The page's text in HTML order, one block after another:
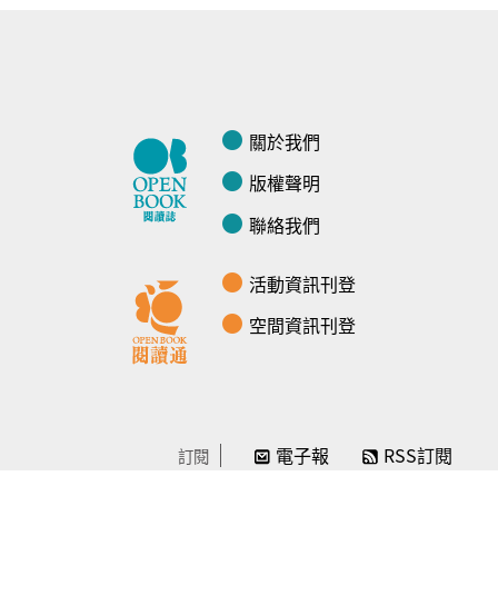
關於我們
版權聲明
聯絡我們
活動資訊刊登
空間資訊刊登
訂閱 電子報 RSS訂閱